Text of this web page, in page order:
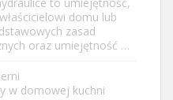
domu lub
zasad
oraz umiejętność …
w domowej kuchni